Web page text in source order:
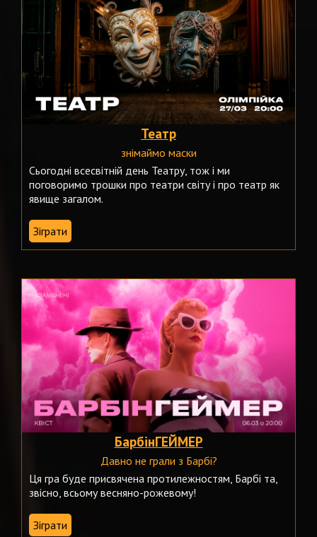
Театр
знімаймо маски
Сьогодні всесвітній день Театру, тож і ми
поговоримо трошки про театри світу і про театр як
явище загалом.
Зіграти
БарбінГЕЙМЕР
Давно не грали з Барбі?
Ця гра буде присвячена протилежностям, Барбі та,
звісно, всьому весняно-рожевому!
Зіграти